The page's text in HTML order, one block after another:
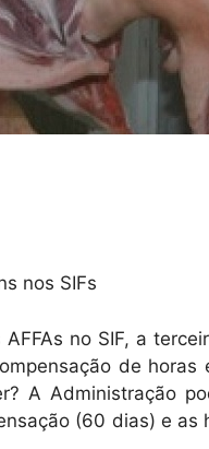
nos SIFs
no SIF, a
de horas
A Administração
(60 dias) e